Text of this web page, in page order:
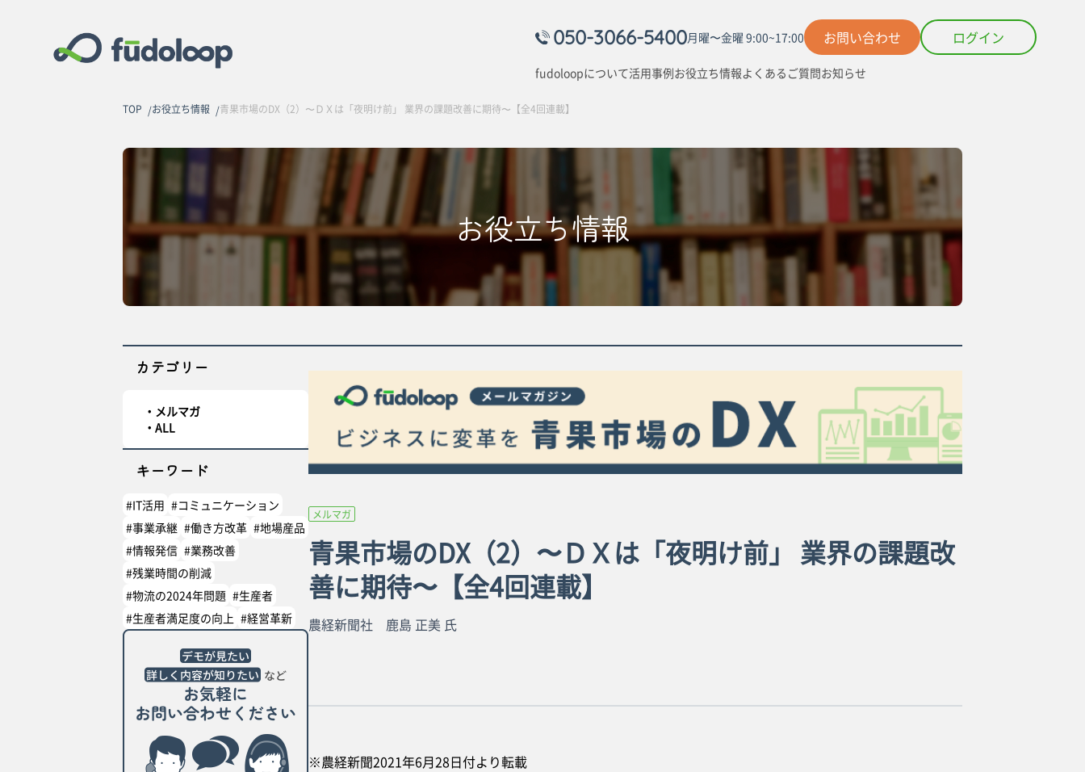
050-3066-5400月曜〜金曜 9:00~17:00 お問い合わせ ログイン
fudoloopについて活用事例お役立ち情報よくあるご質問お知らせ
TOP お役立ち情報 青果市場のDX（2）〜ＤＸは「夜明け前」 業界の課題改善に期待〜【全4回連載】
お役立ち情報
カテゴリー
メルマガ
ALL
キーワード
#IT活用 #コミュニケーション
#事業承継 #働き方改革 #地場産品
#情報発信 #業務改善
#残業時間の削減
#物流の2024年問題 #生産者
#生産者満足度の向上 #経営革新
メルマガ
青果市場のDX（2）〜ＤＸは「夜明け前」 業界の課題改
善に期待〜【全4回連載】
農経新聞社 鹿島 正美 氏
※農経新聞2021年6月28日付より転載